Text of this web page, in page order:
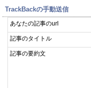
TrackBackの手動送信
あなたの記事のurl
記事のタイトル
記事の要約文